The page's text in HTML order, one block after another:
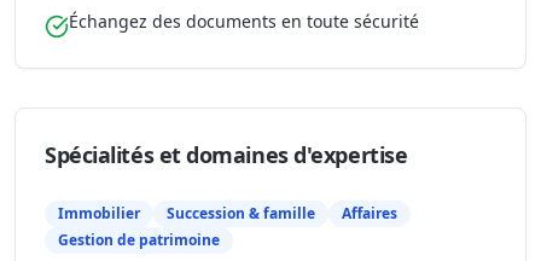
Échangez des documents en toute sécurité
Spécialités et domaines d'expertise
Immobilier Succession & famille
Affaires
Gestion de patrimoine